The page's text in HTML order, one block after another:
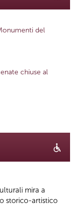
del
chiuse al
mira a
storico-artistico